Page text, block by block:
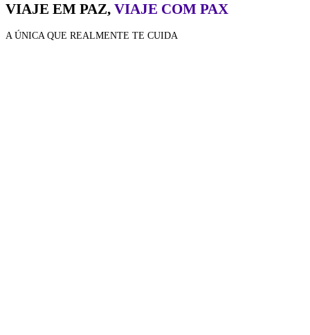
VIAJE EM PAZ, VIAJE COM PAX
A ÚNICA QUE REALMENTE TE CUIDA